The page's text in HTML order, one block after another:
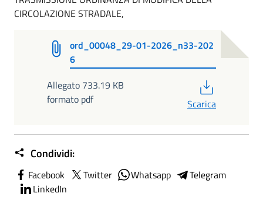
CIRCOLAZIONE STRADALE,
ord_00048_29-01-2026_n33-202
6
Allegato 733.19 KB
formato pdf
Scarica
Condividi:
Facebook Twitter Whatsapp
Telegram
LinkedIn